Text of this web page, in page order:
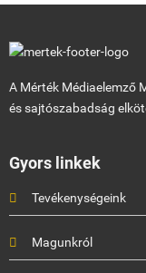
A Mérték Médiaelemző
és sajtószabadság
Gyors linkek
Tevékenységeink
Magunkról